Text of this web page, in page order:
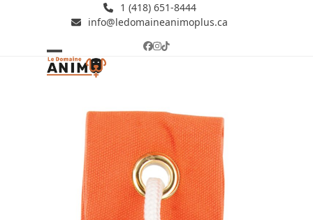
1 (418) 651-8444
info@ledomaineanimoplus.ca
Facebook
Instagram
Tiktok
Open
menu
Close
menu